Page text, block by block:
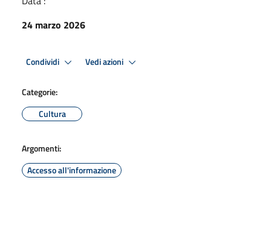
24 marzo 2026
Condividi Vedi azioni
Categorie:
Cultura
Argomenti:
Accesso all'informazione